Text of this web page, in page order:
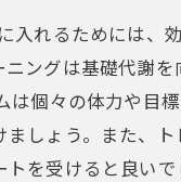
入れるためには、
ングは基礎代謝
個々の体力や目
しょう。また、
を受けると良い